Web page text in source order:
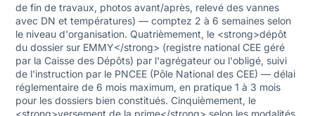
de fin de travaux, photos avant/après, relevé des vannes
avec DN et températures) — comptez 2 à 6 semaines selon
le niveau d'organisation. Quatrièmement, le <strong>dépôt
du dossier sur EMMY</strong> (registre national CEE géré
par la Caisse des Dépôts) par l'agrégateur ou l'obligé, suivi
de l'instruction par le PNCEE (Pôle National des CEE) — délai
réglementaire de 6 mois maximum, en pratique 1 à 3 mois
pour les dossiers bien constitués. Cinquièmement, le
<strong>versement de la prime</strong> selon les modalités